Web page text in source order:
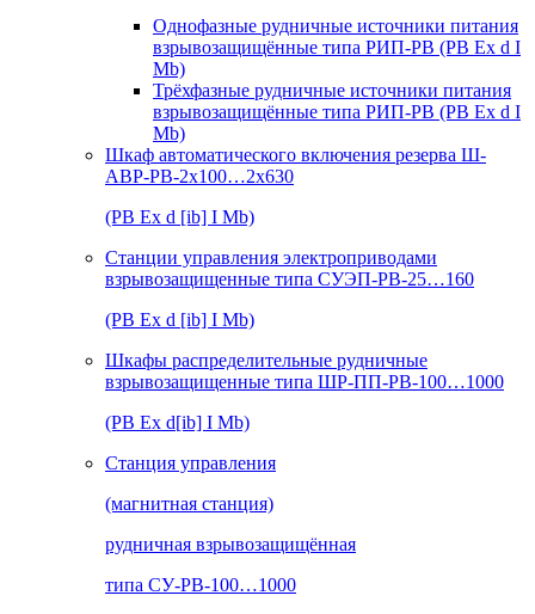
Однофазные рудничные источники питания
взрывозащищённые типа РИП-РВ (РВ Ex d I
Mb)
Трёхфазные рудничные источники питания
взрывозащищённые типа РИП-РВ (РВ Ex d I
Mb)
Шкаф автоматического включения резерва Ш-
АВР-РВ-2х100…2х630
(РВ Ex d [ib] I Mb)
Станции управления электроприводами
взрывозащищенные типа СУЭП-РВ-25…160
(РВ Ex d [ib] I Mb)
Шкафы распределительные рудничные
взрывозащищенные типа ШР-ПП-РВ-100…1000
(РВ Ex d[ib] I Mb)
Станция управления
(магнитная станция)
рудничная взрывозащищённая
типа СУ-РВ-100…1000